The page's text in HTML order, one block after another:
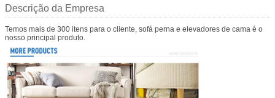
Descrição da Empresa
Temos mais de 300 itens para o cliente, sofá perna e elevadores de cama é o
nosso principal produto.